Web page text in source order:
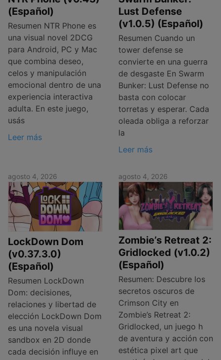
(Español)
Resumen NTR Phone es
una visual novel 2DCG
para Android, PC y Mac
que combina deseo,
celos y manipulación
emocional dentro de una
experiencia interactiva
adulta. En este juego,
usás
Leer más
Lust Defense
(v1.0.5) (Español)
Resumen Cuando un
tower defense se
convierte en una guerra
de desgaste En Swarm
Bunker: Lust Defense no
basta con colocar
torretas y esperar. Cada
oleada obliga a reforzar
la
Leer más
agosto 4, 2026
LockDown Dom
(v0.37.3.0)
(Español)
Resumen LockDown
Dom: decisiones,
relaciones y libertad de
elección LockDown Dom
es una novela visual
sandbox en 2D donde
cada decisión influye en
agosto 4, 2026
Zombie’s Retreat 2:
Gridlocked (v1.0.2)
(Español)
Resumen: Descubre los
secretos oscuros de
Crimson City en
Zombie’s Retreat 2:
Gridlocked, un juego h
de aventura y acción con
estética pixel art que